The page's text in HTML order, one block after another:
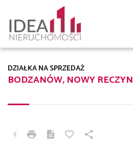
BODZANÓW, NOWY RECZYN
DZIAŁKA NA SPRZEDAŻ